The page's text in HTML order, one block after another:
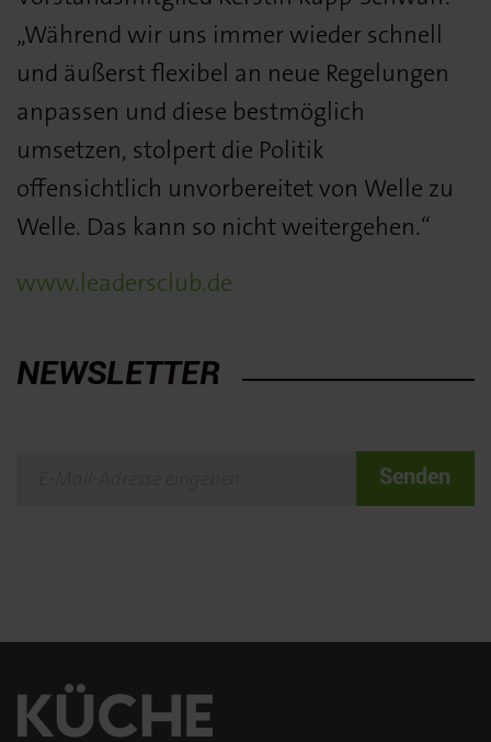
„Während wir uns immer wieder schnell
und äußerst flexibel an neue Regelungen
anpassen und diese bestmöglich
umsetzen, stolpert die Politik
offensichtlich unvorbereitet von Welle zu
Welle. Das kann so nicht weitergehen.“
www.leadersclub.de
NEWSLETTER
Senden